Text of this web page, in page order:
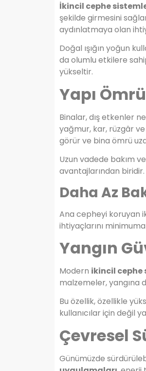
İkincil cephe
şekilde girmesini
aydınlatmaya olan
Doğal ışığın yoğun
da olumlu etkilere
yükseltir.
Yapı
Binalar, dış etkenler
yağmur, kar, rüzgâr
görür ve bina ömrü
Uzun vadede bakım
avantajlarından biridir.
Daha Az
Ana cepheyi koruyan
ihtiyaçlarını
Yangın
Modern ikincil cephe
malzemeler, yangına
Bu özellik, özellikle
kullanıcılar için değil
Çevresel
Günümüzde